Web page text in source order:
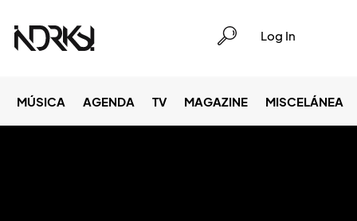
Log In
MÚSICA AGENDA TV MAGAZINE MISCELÁNEA